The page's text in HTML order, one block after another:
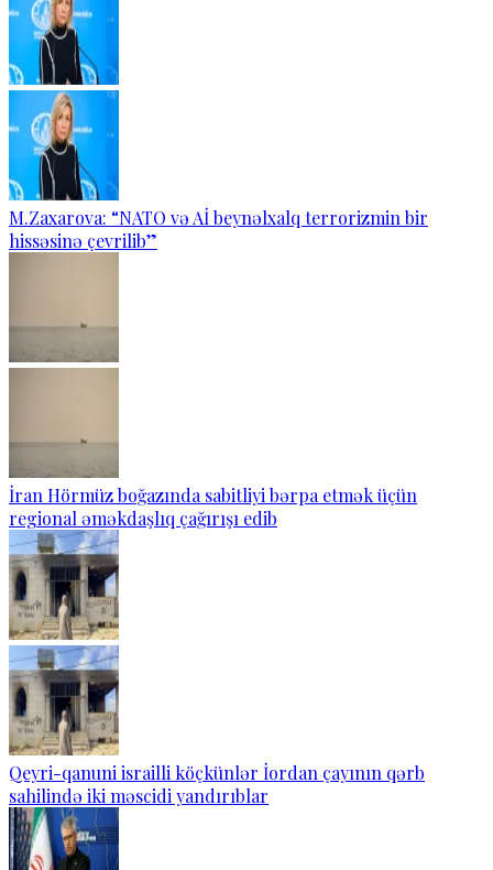
M.Zaxarova: “NATO və Aİ beynəlxalq terrorizmin bir
hissəsinə çevrilib”
İran Hörmüz boğazında sabitliyi bərpa etmək üçün
regional əməkdaşlıq çağırışı edib
Qeyri-qanuni israilli köçkünlər İordan çayının qərb
sahilində iki məscidi yandırıblar